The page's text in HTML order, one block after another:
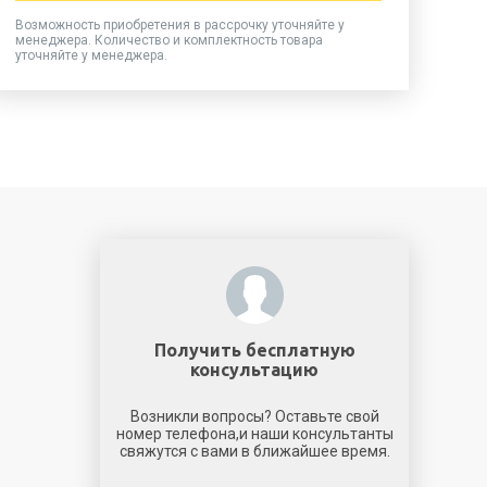
Возможность приобретения в рассрочку уточняйте у
менеджера. Количество и комплектность товара
уточняйте у менеджера.
Получить бесплатную
консультацию
Возникли вопросы? Оставьте свой
номер телефона,и наши консультанты
свяжутся с вами в ближайшее время.